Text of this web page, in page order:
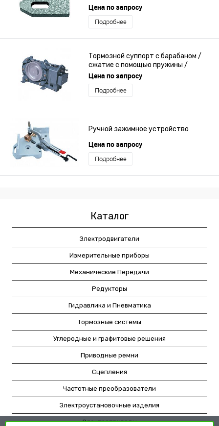
Цена по запросу
Подробнее
Тормозной суппорт с барабаном /
сжатие с помощью пружины /
электромагнитное разжимание
Цена по запросу
Подробнее
Ручной зажимное устройство
Цена по запросу
Подробнее
Каталог
Электродвигатели
Измерительные приборы
Механические Передачи
Редукторы
Гидравлика и Пневматика
Тормозные системы
Углеродные и графитовые решения
Приводные ремни
Сцепления
Частотные преобразователи
Электроустановочные изделия
Электроприводы